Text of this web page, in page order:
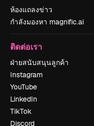
ห้องแถลงข่าว
กำลังมองหา magnific.ai
ติดต่อเรา
ฝ่ายสนับสนุนลูกค้า
Instagram
YouTube
LinkedIn
TikTok
Discord